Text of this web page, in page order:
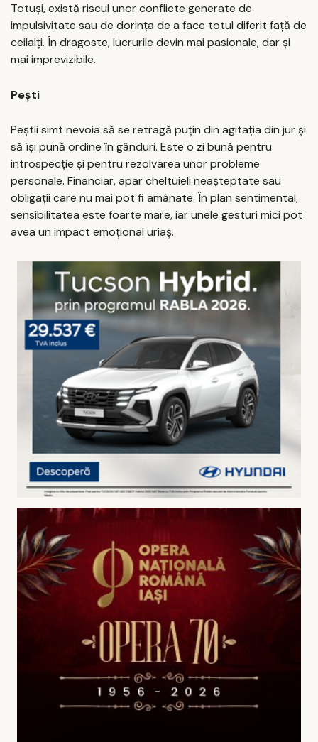
Totuși, există riscul unor conflicte generate de
impulsivitate sau de dorința de a face totul diferit față de
ceilalți. În dragoste, lucrurile devin mai pasionale, dar și
mai imprevizibile.
Pești
Peștii simt nevoia să se retragă puțin din agitația din jur și
să își pună ordine în gânduri. Este o zi bună pentru
introspecție și pentru rezolvarea unor probleme
personale. Financiar, apar cheltuieli neașteptate sau
obligații care nu mai pot fi amânate. În plan sentimental,
sensibilitatea este foarte mare, iar unele gesturi mici pot
avea un impact emoțional uriaș.